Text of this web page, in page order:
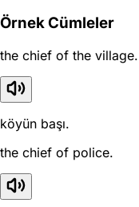
Örnek Cümleler
the chief of the village.
köyün başı.
the chief of police.